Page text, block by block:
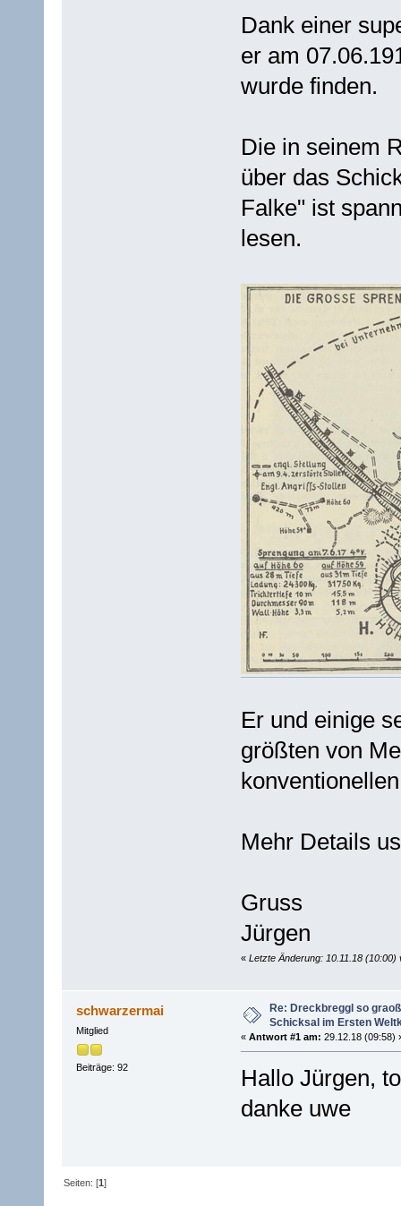
Dank einer
er am
wurde finden.
Die in seinem
über das
Falke" ist
lesen.
Er und einige
größten von
Mehr Details
Gruss
Jürgen
« Letzte Änderung: 10.11.18
schwarzermai
Mitglied
Beiträge: 92
Re: Dreckbreggl so
Schicksal im Ersten
« Antwort #1 am: 29.12.18 (09:58)
Hallo Jürgen,
danke uwe
Seiten: [1]